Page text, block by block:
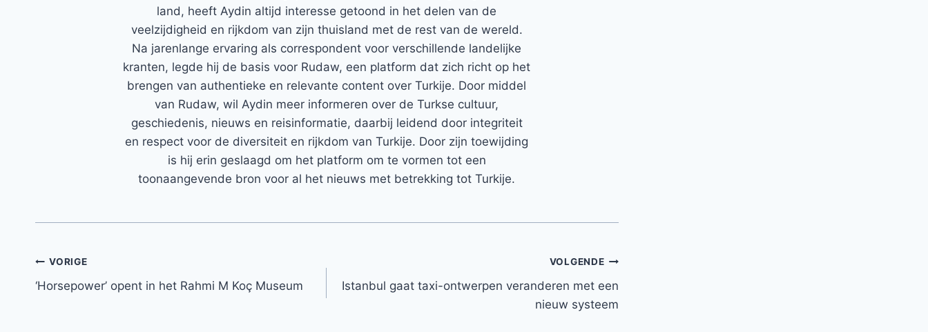
land, heeft Aydin altijd interesse getoond in het delen van de
veelzijdigheid en rijkdom van zijn thuisland met de rest van de wereld.
Na jarenlange ervaring als correspondent voor verschillende landelijke
kranten, legde hij de basis voor Rudaw, een platform dat zich richt op het
brengen van authentieke en relevante content over Turkije. Door middel
van Rudaw, wil Aydin meer informeren over de Turkse cultuur,
geschiedenis, nieuws en reisinformatie, daarbij leidend door integriteit
en respect voor de diversiteit en rijkdom van Turkije. Door zijn toewijding
is hij erin geslaagd om het platform om te vormen tot een
toonaangevende bron voor al het nieuws met betrekking tot Turkije.
Bericht
navigatie
VORIGE
‘Horsepower’ opent in het Rahmi M Koç Museum
VOLGENDE
Istanbul gaat taxi-ontwerpen veranderen met een
nieuw systeem